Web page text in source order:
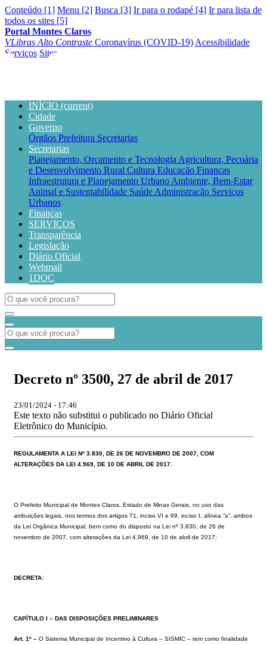
Conteúdo [1] Menu [2] Busca [3] Ir para o rodapé [4] Ir para lista de
todos os sites [5]
Portal Montes Claros
VLibras Alto Contraste Coronavírus (COVID-19) Acessibilidade
Serviços Sites
INÍCIO (current)
Cidade
Governo
Órgãos Prefeitura Secretarias
Secretarias
Planejamento, Orçamento e Tecnologia Agricultura, Pecuária
e Desenvolvimento Rural Cultura Educação Finanças
Infraestrutura e Planejamento Urbano Ambiente, Bem-Estar
Animal e Sustentabilidade Saúde Administração Serviços
Urbanos
Finanças
SERVIÇOS
Transparência
Legislação
Diário Oficial
Webmail
1DOC
Decreto nº 3500, 27 de abril de 2017
23/01/2024 - 17:46
Este texto não substitui o publicado no Diário Oficial
Eletrônico do Município.
REGULAMENTA A LEI Nº 3.830, DE 26 DE NOVEMBRO DE 2007, COM
ALTERAÇÕES DA LEI 4.969, DE 10 DE ABRIL DE 2017
O Prefeito Municipal de Montes Claros, Estado de Minas Gerais, no uso das
atribuições legais, nos termos dos artigos 71, inciso VI e 99, inciso I, alínea “a”, ambos
da Lei Orgânica Municipal, bem como do disposto na Lei nº 3.830, de 26 de
novembro de 2007, com alterações da Lei 4.969, de 10 de abril de 2017;
DECRETA:
CAPÍTULO I – DAS DISPOSIÇÕES PRELIMINARES
Art. 1º – O Sistema Municipal de Incentivo à Cultura – SISMIC – tem como finalidade